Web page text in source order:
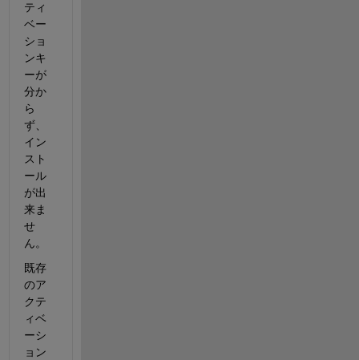
ティ
ベー
ショ
ンキ
ーが
分か
ら
ず、
イン
スト
ール
が出
来ま
せ
ん。
既存
のア
クテ
ィベ
ーシ
ョン